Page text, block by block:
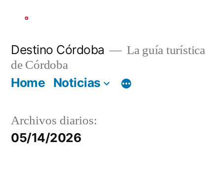
contenido
Destino Córdoba
La guía turística
de Córdoba
Home Noticias
Archivos diarios:
05/14/2026